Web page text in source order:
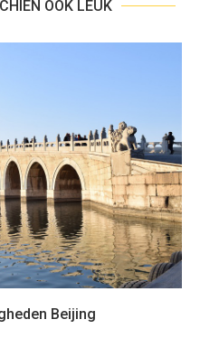
OOK LEUK
Beijing